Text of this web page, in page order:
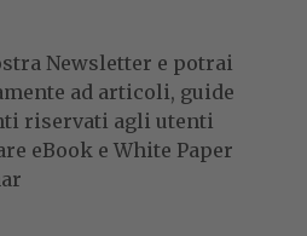
Newsletter e potrai
ad articoli, guide
riservati agli utenti
eBook e White Paper